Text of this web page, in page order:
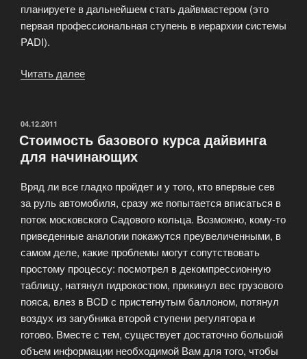
планируете в дальнейшем стать дайвмастером (это
первая профессиональная ступень в иерархии системы
PADI).
Читать далее
ОПУБЛИКОВАНО
04.12.2011
Стоимость базового курса дайвинга
для начинающих
Вряд ли все гладко пройдет и у того, кто впервые сев
за руль автомобиля, сразу же попытается вписаться в
поток московского Садового кольца. Возможно, кому-то
приведенные аналогии покажутся преувеличенными, в
самом деле, какие проблемы могут сопутствовать
простому процессу: посмотрел в декомпрессионную
таблицу, натянул гидрокостюм, прикинул вес грузового
пояса, влез в BCD с пристегнутым баллоном, потянул
воздух из загубника второй ступени регулятора и
готово. Вместе с тем, существует достаточно большой
объем информации необходимой Вам для того, чтобы